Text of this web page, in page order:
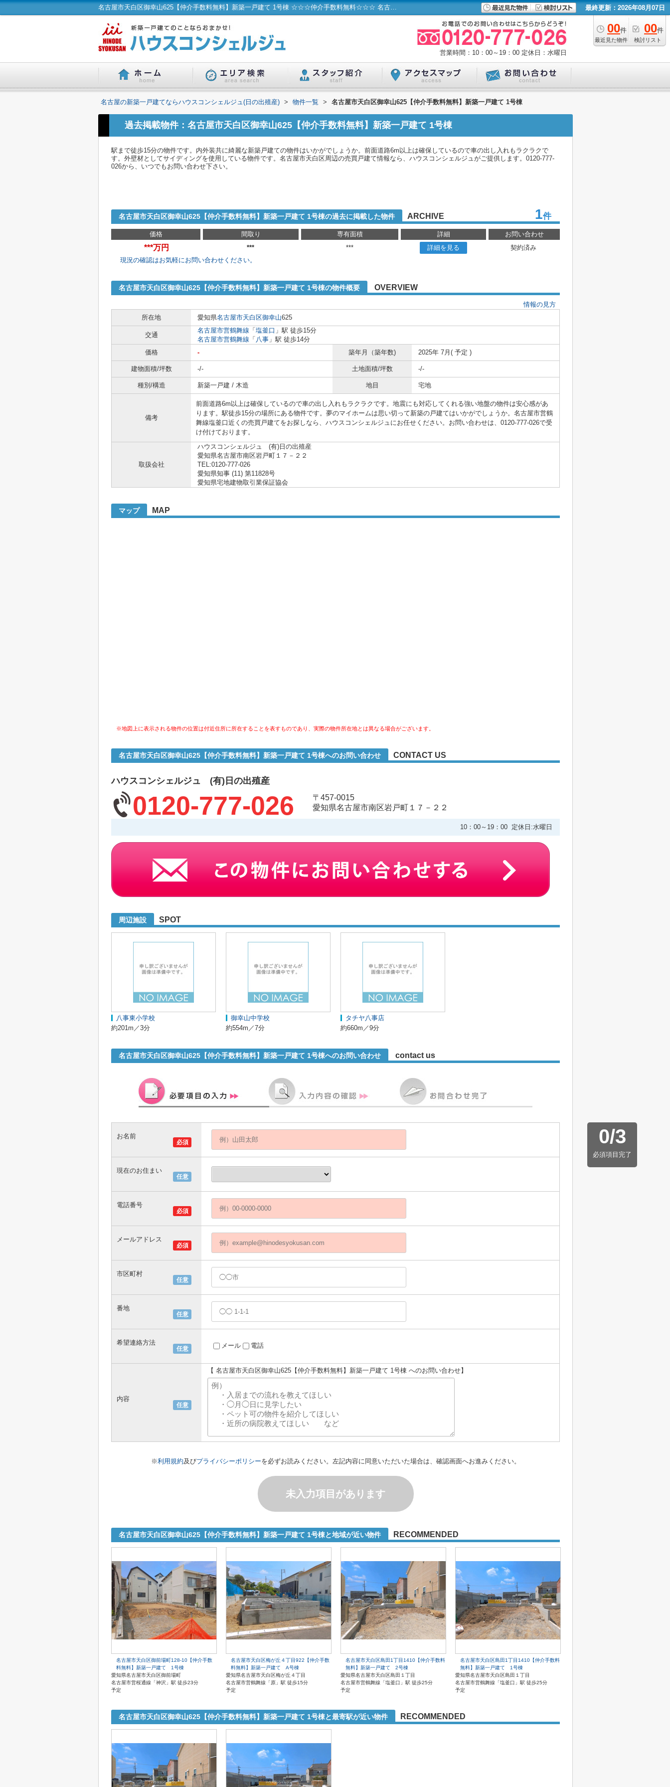
名古屋市天白区御幸山625【仲介手数料無料】新築一戸建て 1号棟 ☆☆☆仲介手数料無料☆☆☆ 名古屋市...／ハウスコンシェルジュ(日の出殖産) 最終更新：2026年08月07日
00件
最近見た物件
00件
検討リスト
営業時間：10：00～19：00 定休日：水曜日
名古屋の新築一戸建てならハウスコンシェルジュ(日の出殖産) > 物件一覧 > 名古屋市天白区御幸山625【仲介手数料無料】新築一戸建て 1号棟
過去掲載物件：名古屋市天白区御幸山625【仲介手数料無料】新築一戸建て 1号棟
駅まで徒歩15分の物件です。内外装共に綺麗な新築戸建ての物件はいかがでしょうか。前面道路6m以上は確保しているので車の出し入れもラクラクで
す。外壁材としてサイディングを使用している物件です。名古屋市天白区周辺の売買戸建て情報なら、ハウスコンシェルジュがご提供します。0120-777-
026から、いつでもお問い合わせ下さい。
名古屋市天白区御幸山625【仲介手数料無料】新築一戸建て 1号棟の過去に掲載した物件 ARCHIVE 1件
価格 間取り 専有面積 詳細 お問い合わせ
***万円 *** *** 詳細を見る
契約済み
現況の確認はお気軽にお問い合わせください。
名古屋市天白区御幸山625【仲介手数料無料】新築一戸建て 1号棟の物件概要 OVERVIEW
情報の見方
所在地
愛知県名古屋市天白区御幸山625
交通
名古屋市営鶴舞線 「 塩釜口 」駅 徒歩15分
名古屋市営鶴舞線 「 八事 」駅 徒歩14分
価格
- 築年月（築年数) 2025年 7月( 予定 )
建物面積/坪数 -/- 土地面積/坪数 -/-
種別/構造 新築一戸建 / 木造 地目 宅地
備考
前面道路6m以上は確保しているので車の出し入れもラクラクです。地震にも対応してくれる強い地盤の物件は安心感があ
ります。駅徒歩15分の場所にある物件です。夢のマイホームは思い切って新築の戸建てはいかがでしょうか。名古屋市営鶴
舞線塩釜口近くの売買戸建てをお探しなら、ハウスコンシェルジュにお任せください。お問い合わせは、0120-777-026で受
け付けております。
取扱会社
ハウスコンシェルジュ (有)日の出殖産
愛知県名古屋市南区岩戸町１７－２２
TEL:0120-777-026
愛知県知事 (11) 第11828号
愛知県宅地建物取引業保証協会
マップ MAP
※地図上に表示される物件の位置は付近住所に所在することを表すものであり、実際の物件所在地とは異なる場合がございます。
名古屋市天白区御幸山625【仲介手数料無料】新築一戸建て 1号棟へのお問い合わせ CONTACT US
ハウスコンシェルジュ (有)日の出殖産
0120-777-026
〒457-0015
愛知県名古屋市南区岩戸町１７－２２
10：00～19：00 定休日:水曜日
周辺施設 SPOT
八事東小学校
約201m／3分
御幸山中学校
約554m／7分
タチヤ八事店
約660m／9分
名古屋市天白区御幸山625【仲介手数料無料】新築一戸建て 1号棟へのお問い合わせ contact us
0/3
必須項目完了
必須
お名前
任意
現在のお住まい
必須
電話番号
必須
メールアドレス
任意
市区町村
任意
番地
任意
希望連絡方法 メール 電話
任意
内容
【 名古屋市天白区御幸山625【仲介手数料無料】新築一戸建て 1号棟 へのお問い合わせ】
※利用規約及びプライバシーポリシーを必ずお読みください。左記内容に同意いただいた場合は、確認画面へお進みください。
未入力項目があります
名古屋市天白区御幸山625【仲介手数料無料】新築一戸建て 1号棟と地域が近い物件 RECOMMENDED
名古屋市天白区御前場町128-10【仲介手数
料無料】新築一戸建て 1号棟
愛知県名古屋市天白区御前場町
名古屋市営桜通線「神沢」駅 徒歩23分
予定
名古屋市天白区梅が丘４丁目922【仲介手数
料無料】新築一戸建て A号棟
愛知県名古屋市天白区梅が丘４丁目
名古屋市営鶴舞線「原」駅 徒歩15分
予定
名古屋市天白区島田1丁目1410【仲介手数料
無料】新築一戸建て 2号棟
愛知県名古屋市天白区島田１丁目
名古屋市営鶴舞線「塩釜口」駅 徒歩25分
予定
名古屋市天白区島田1丁目1410【仲介手数料
無料】新築一戸建て 1号棟
愛知県名古屋市天白区島田１丁目
名古屋市営鶴舞線「塩釜口」駅 徒歩25分
予定
名古屋市天白区御幸山625【仲介手数料無料】新築一戸建て 1号棟と最寄駅が近い物件 RECOMMENDED